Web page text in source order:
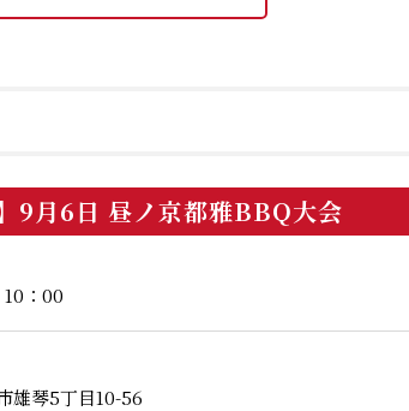
9月6日 昼ノ京都雅BBQ大会
：00
雄琴5丁目10-56